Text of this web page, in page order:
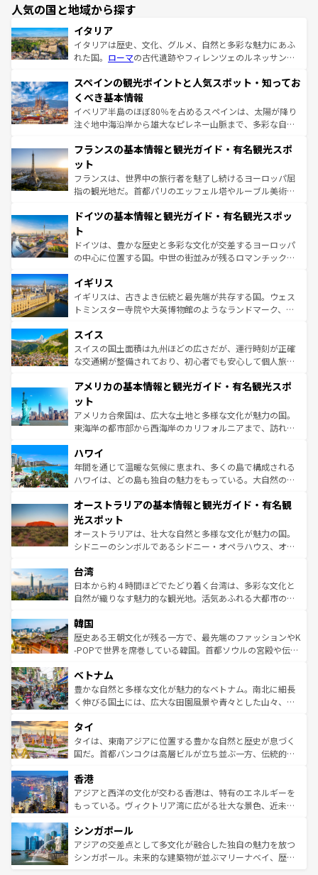
人気の国と地域から探す
イタリア
イタリアは歴史、文化、グルメ、自然と多彩な魅力にあふ
れた国。 ローマの古代遺跡やフィレンツェのルネッサンス
ろん、トスカーナの美しい田園風景やアマルフィ海岸の絶
景など、自然景観も見逃せない。観光の合間には、本場の
ピザやパスタなど、絶品のイタリア料理を堪能することも
できる。朝目覚めてから夜眠るまで、すべての瞬間を楽し
なお、新着のイタリア情報はコンテンツ一覧を参照してほ
しい。
スペインの観光ポイントと人気スポット・知ってお
くべき基本情報
イベリア半島のほぼ80％を占めるスペインは、太陽が降り
注ぐ地中海沿岸から雄大なピレネー山脈まで、多彩な自然
文化が根付くこの国では、情熱的なフラメンコ、熱気あふ
れる闘牛、そして美味しいタパスが生活の一部となってい
る。首都マドリードの洗練された雰囲気や、バルセロナの
アートに溢れた街角から、地方では古代ローマ遺跡や中世
せる。地方によって風土や気候が異なるスペインはその個
ンテンツ一覧 を参照してほしい。
フランスの基本情報と観光ガイド・有名観光スポ
ット
フランスは、世界中の旅行者を魅了し続けるヨーロッパ屈
指の観光地だ。首都パリのエッフェル塔やルーブル美術館
で、幅広い魅力が詰まっている。華麗な宮殿、歴史的な大
聖堂、美しいビーチ、そして豊かな自然が、訪れる者を心
から魅了する。また、フランスは美食の国としても知ら
れ、フランス料理はユネスコ無形文化遺産にも登録されて
香り高いラベンダー畑など、多彩な楽しみ方が可能だ。さ
らに、パリ以外の地域にも魅力が溢れており、どの街角に
も豊かな歴史と文化が息づいている。パリ以外の個性あふ
を参照してほしい。
ドイツの基本情報と観光ガイド・有名観光スポッ
ト
ドイツは、豊かな歴史と多彩な文化が交差するヨーロッパ
の中心に位置する国。中世の街並みが残るロマンチック街
顔を持つこの国は、どこを歩いても飽きることがない。ベ
ルリンの文化的活気、バイエルン州のアルプスの絶景、そ
してライン川沿いのワイン畑といった風景は必見。ビール
は、お酒好きな人にはぜひ体験してほしい。 なお、新着の
ドイツ情報はコンテンツ一覧を参照してほしい。
イギリス
イギリスは、古きよき伝統と最先端が共存する国。ウェス
トミンスター寺院や大英博物館のようなランドマーク、歴
リアごとに異なる魅力がある。また、優雅なアフタヌーン
ティー、ビール好きにはたまらない英国パブ、サッカー観
戦など、本場だからこそできる体験も豊富。イギリスを旅
ンツ一覧を参照してほしい。
スイス
スイスの国土面積は九州ほどの広さだが、運行時刻が正確
な交通網が整備されており、初心者でも安心して個人旅行
の建物がそのまま残る町や、スイスならではのユニークな
博物館もあり、アルプス観光だけでなく町歩きも満喫する
ことができる。国民の所得が高いため物価も高いが、旅行
者向けの交通パス提供のサービスもあり、うまく活用すれ
着のスイス情報は
アメリカの基本情報と観光ガイド・有名観光スポ
ット
アメリカ合衆国は、広大な土地と多様な文化が魅力の国。
東海岸の都市部から西海岸のカリフォルニアまで、訪れる
のような巨大都市は、観光、ショッピング、エンターテイ
ンメントが詰まった刺激的なスポットだ。一方、アメリカ
西部には大自然が広がり、グランドキャニオンやイエロー
部のニューオーリンズでは、音楽と美食が融合した独特の
文化が魅力。旅行者はアメリカの各地域で異なる魅力を楽
しみながら、その多様性と豊かな歴史を感じることができ
るだろう。車でのロードトリップや列車の旅も、アメリカ
情報は
ハワイ
年間を通じて温暖な気候に恵まれ、多くの島で構成される
ハワイは、どの島も独自の魅力をもっている。大自然の神
ワイ島は見逃せない。また、定番の観光地といえばオアフ
島だが、静かな自然を求めるならマウイ島やカウアイ島が
おすすめ。エメラルドグリーンに輝く海をはじめ、豊かな
文化や歴史が息づいている。「アロハスピリット」と呼ば
人々、おいしいローカルフードやハワイアンミュージッ
ク、伝統的なフラダンスなど、すべてがハワイの魅力を彩
っている。訪れるたびに新しい発見と感動が待っているハ
はコンテンツ一覧
オーストラリアの基本情報と観光ガイド・有名観
光スポット
オーストラリアは、壮大な自然と多様な文化が魅力の国。
シドニーのシンボルであるシドニー・オペラハウス、オー
リアリーフや大陸中央部にそびえるウルル（エアーズロッ
ク）、タスマニアの美しい原生林やケアンズの熱帯雨林な
ど、見どころがたくさん。また、カフェやワイン、オージ
いる。アクティビティも充実しており、サーフィンやダイ
ビング、ハイキングなど、アウトドア好きにはたまらな
い。オーストラリアの多彩な魅力を存分に味わいつくそ
参照してほしい。
台湾
日本から約４時間ほどでたどり着く台湾は、多彩な文化と
自然が織りなす魅力的な観光地。活気あふれる大都市の台
ン）、静ひつな山岳地帯である台湾東部など、都市の喧騒
と山間の静けさが共存しており、訪れる人に新しい発見と
驚きをもたらしてくれる。また、奥深い台湾の食文化も魅
容にもいいと評判のスイーツなど、バラエティ豊かな料理
が味わえる。 なお、新着の台湾情報は コンテンツ一覧を参
照してほしい。
韓国
歴史ある王朝文化が残る一方で、最先端のファッションやK
-POPで世界を席巻している韓国。首都ソウルの宮殿や伝統
き、地方に足を延ばせば四季折々の自然美を楽しむことが
できる。そして、キムチや焼肉、絶品のストリートフード
まで、さまざまな韓国料理が待っている。夜には、韓国な
リティに包まれながら、韓国の多彩な魅力を心ゆくまで味
わってみてほしい。 なお、新着の韓国情報はコンテンツ一
覧を参照してほしい。
ベトナム
豊かな自然と多様な文化が魅力的なベトナム。南北に細長
く伸びる国土には、広大な田園風景や青々とした山々、世
急速な発展と共に伝統が息づく。ハノイの古い町並みやホ
ーチミン市のフランス統治時代の建物も、独特の雰囲気を
醸し出している。また、バラエティの豊かさとおいしさで
とつ。フォーやバインミー、ベトナムコーヒーなどは、ぜ
ひ現地で味わいたい。どの地域を訪れてもあたたかい人々
が旅行者を迎えてくれるので、きっと忘れられない旅にな
参照してほしい。
タイ
タイは、東南アジアに位置する豊かな自然と歴史が息づく
国だ。首都バンコクは高層ビルが立ち並ぶ一方、伝統的な
の活気が交差している。北部ではチェンマイなどの山岳地
帯で自然と触れ合い、南部ではプーケットやクラビの美し
いビーチでリゾート気分を楽しむことができる。タイ料理
激する。気候は一年中温暖で、どの季節にも異なる楽しみ
が待っている。親しみやすいタイの人々、仏教を中心とし
た文化、そして多様な観光資源が、訪れる旅人を魅了し続
香港
アジアと西洋の文化が交わる香港は、特有のエネルギーを
もっている。ヴィクトリア湾に広がる壮大な景色、近未来
み、どこを訪れても感動するはず。観光スポットが密集し
ており、効率よく見どころを回れるのも魅力。息をのむよ
うな絶景から文化的な体験まで、香港を存分に楽しみ尽く
シンガポール
アジアの交差点として多文化が融合した独自の魅力を放つ
シンガポール。未来的な建築物が並ぶマリーナベイ、歴史